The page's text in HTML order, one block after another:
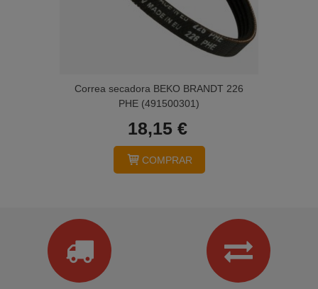
Correa secadora BEKO BRANDT 226
PHE (491500301)
18,15 €
COMPRAR